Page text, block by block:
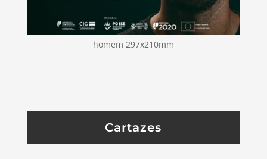
homem 297x210mm
Cartazes